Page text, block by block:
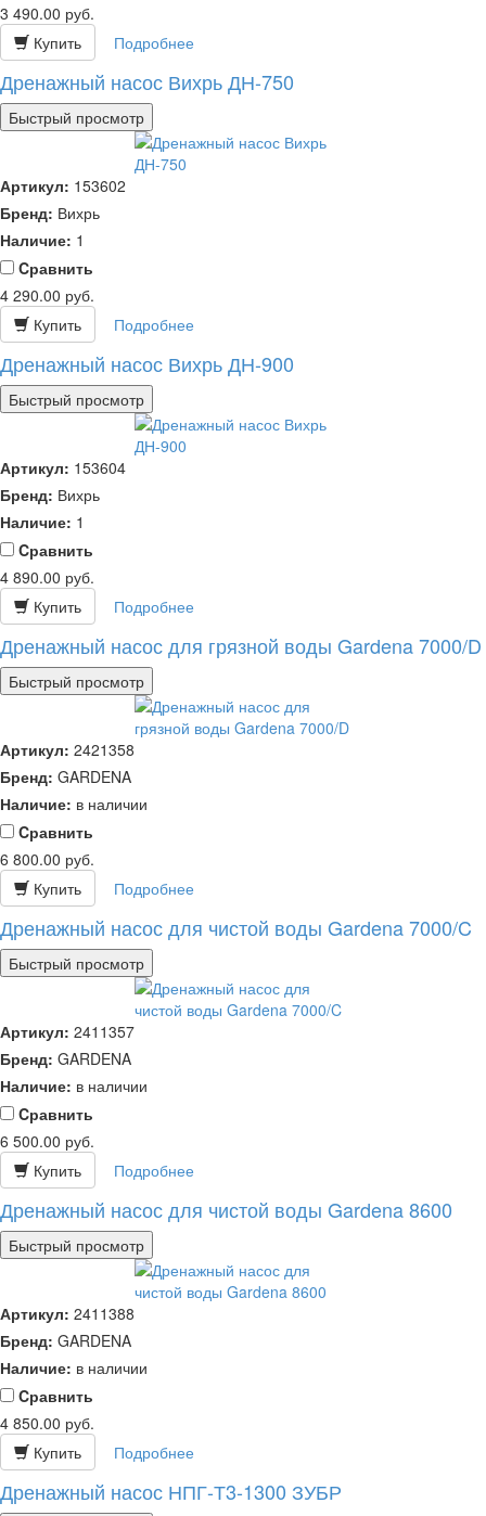
3 490.00 руб.
Купить
Подробнее
Дренажный насос Вихрь ДН-750
Быстрый просмотр
Артикул: 153602
Бренд: Вихрь
Наличие: 1
Cравнить
4 290.00 руб.
Купить
Подробнее
Дренажный насос Вихрь ДН-900
Быстрый просмотр
Артикул: 153604
Бренд: Вихрь
Наличие: 1
Cравнить
4 890.00 руб.
Купить
Подробнее
Дренажный насос для грязной воды Gardena 7000/D
Быстрый просмотр
Артикул: 2421358
Бренд: GARDENA
Наличие: в наличии
Cравнить
6 800.00 руб.
Купить
Подробнее
Дренажный насос для чистой воды Gardena 7000/C
Быстрый просмотр
Артикул: 2411357
Бренд: GARDENA
Наличие: в наличии
Cравнить
6 500.00 руб.
Купить
Подробнее
Дренажный насос для чистой воды Gardena 8600
Быстрый просмотр
Артикул: 2411388
Бренд: GARDENA
Наличие: в наличии
Cравнить
4 850.00 руб.
Купить
Подробнее
Дренажный насос НПГ-Т3-1300 ЗУБР